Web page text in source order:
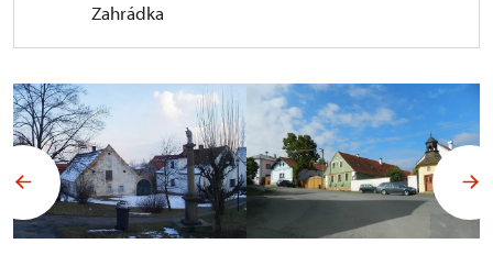
Zahrádka